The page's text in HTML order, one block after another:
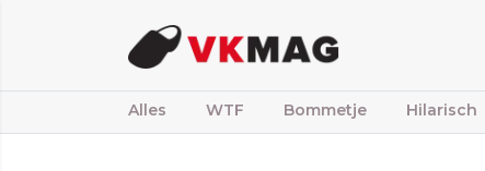
Alles WTF Bommetje Hilarisch